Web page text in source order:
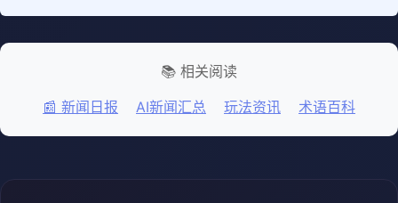
📚 相关阅读
📰 新闻日报
AI新闻汇总 玩法资讯 术语百科